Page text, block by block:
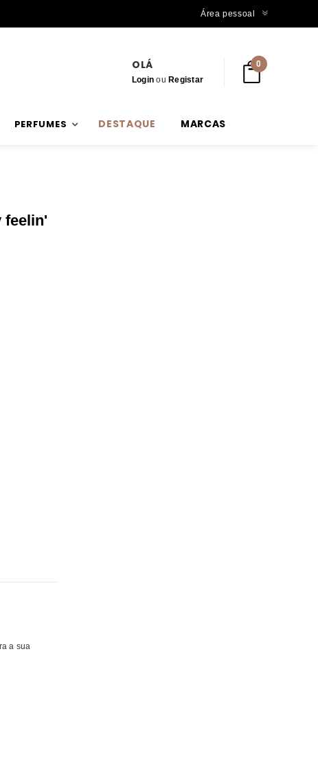
Área pessoal
OLÁ
Login ouRegistar
0
PERFUMES DESTAQUE MARCAS
feelin'
a sua